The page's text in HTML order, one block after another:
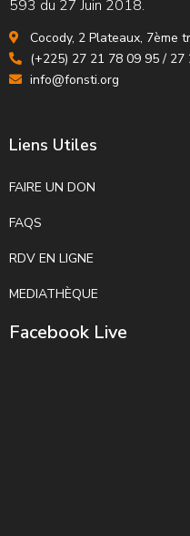
593 du 27 Juin 2018.
Cocody, 2 Plateaux, 7ème
(+225) 27 21 78 09 95 / 27
info@fonsti.org
Liens Utiles
FAIRE UN DON
FAQS
RDV EN LIGNE
MEDIATHÈQUE
Facebook Live